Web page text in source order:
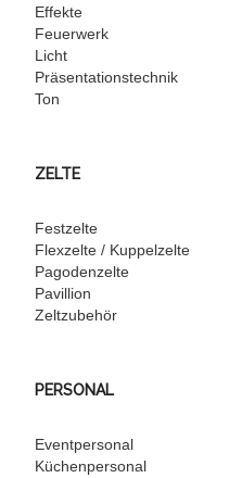
Effekte
Feuerwerk
Licht
Präsentationstechnik
Ton
ZELTE
Festzelte
Flexzelte / Kuppelzelte
Pagodenzelte
Pavillion
Zeltzubehör
PERSONAL
Eventpersonal
Küchenpersonal